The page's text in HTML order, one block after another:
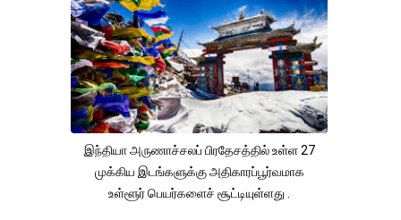
இந்தியா அருணாச்சலப் பிரதேசத்தில் உள்ள 27
முக்கிய இடங்களுக்கு அதிகாரப்பூர்வமாக
உள்ளூர் பெயர்களைச் சூட்டியுள்ளது .